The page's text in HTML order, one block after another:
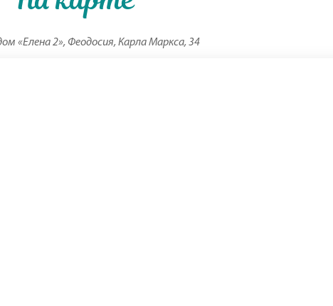
«Елена 2», Феодосия, Карла Маркса, 34